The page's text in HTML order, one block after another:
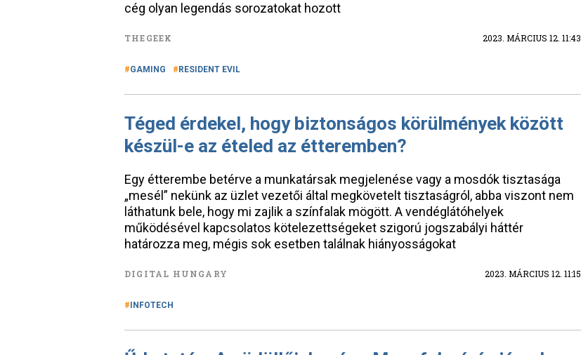
cég olyan legendás sorozatokat hozott
THEGEEK 2023. MÁRCIUS 12. 11:43
GAMING RESIDENT EVIL
Téged érdekel, hogy biztonságos körülmények között
készül-e az ételed az étteremben?
Egy étterembe betérve a munkatársak megjelenése vagy a mosdók tisztasága
„mesél” nekünk az üzlet vezetői által megkövetelt tisztaságról, abba viszont nem
láthatunk bele, hogy mi zajlik a színfalak mögött. A vendéglátóhelyek
működésével kapcsolatos kötelezettségeket szigorú jogszabályi háttér
határozza meg, mégis sok esetben találnak hiányosságokat
DIGITAL HUNGARY 2023. MÁRCIUS 12. 11:15
INFOTECH